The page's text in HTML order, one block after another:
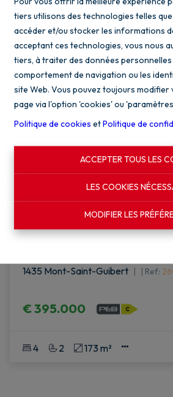
tiers utilisons des technologies telles
accéder et/ou stocker les informations
acceptant ces technologies, vous nous
tiers, à traiter des données personnelles
comportement de navigation ou les
site Web. Vous pouvez toujours modifier
page via l'option 'cookies' ou
Politique de cookies etPolitique de
ACCEPTER TOUS LES
LES COOKIES
MODIFIER LES
Cap'Houses : Belle
1435 Mont-Saint-Guibert Ref:
€ 395.000
4 2 173 m²